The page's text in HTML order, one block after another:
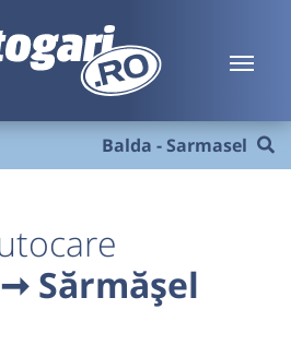
Balda - Sarmasel
Sărmășel